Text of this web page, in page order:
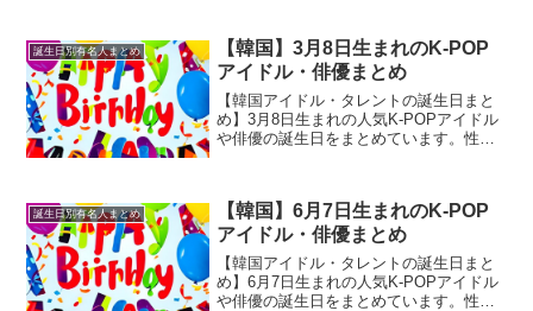
誕生日別有名人まとめ
【韓国】3月8日生まれのK-POP
アイドル・俳優まとめ
【韓国アイドル・タレントの誕生日まと
め】3月8日生まれの人気K-POPアイドル
や俳優の誕生日をまとめています。性格
誕生日別有名人まとめ
【韓国】6月7日生まれのK-POP
アイドル・俳優まとめ
【韓国アイドル・タレントの誕生日まと
め】6月7日生まれの人気K-POPアイドル
や俳優の誕生日をまとめています。性格